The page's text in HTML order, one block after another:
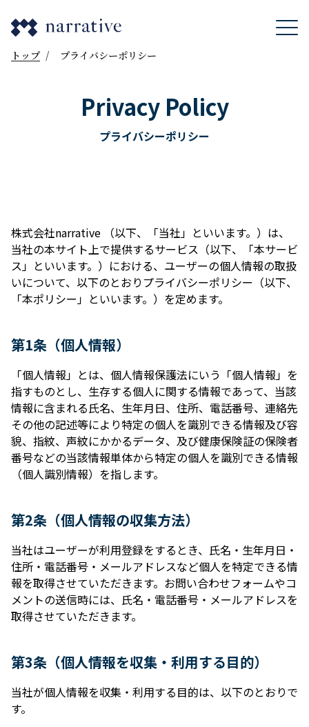
トップ / プライバシーポリシー
Privacy Policy
プライバシーポリシー
株式会社narrative （以下、「当社」といいます。）は、
当社の本サイト上で提供するサービス（以下、「本サービ
ス」といいます。）における、ユーザーの個⼈情報の取扱
いについて、以下のとおりプライバシーポリシー（以下、
「本ポリシー」といいます。）を定めます。
第1条（個⼈情報）
「個⼈情報」とは、個⼈情報保護法にいう「個⼈情報」を
指すものとし、⽣存する個⼈に関する情報であって、当該
情報に含まれる⽒名、⽣年⽉⽇、住所、電話番号、連絡先
その他の記述等により特定の個⼈を識別できる情報及び容
貌、指紋、声紋にかかるデータ、及び健康保険証の保険者
番号などの当該情報単体から特定の個⼈を識別できる情報
（個⼈識別情報）を指します。
第2条（個⼈情報の収集⽅法）
当社はユーザーが利⽤登録をするとき、⽒名・⽣年⽉⽇・
住所・電話番号・メールアドレスなど個⼈を特定できる情
報を取得させていただきます。お問い合わせフォームやコ
メントの送信時には、⽒名・電話番号・メールアドレスを
取得させていただきます。
第3条（個⼈情報を収集・利⽤する⽬的）
当社が個⼈情報を収集・利⽤する⽬的は、以下のとおりで
す。